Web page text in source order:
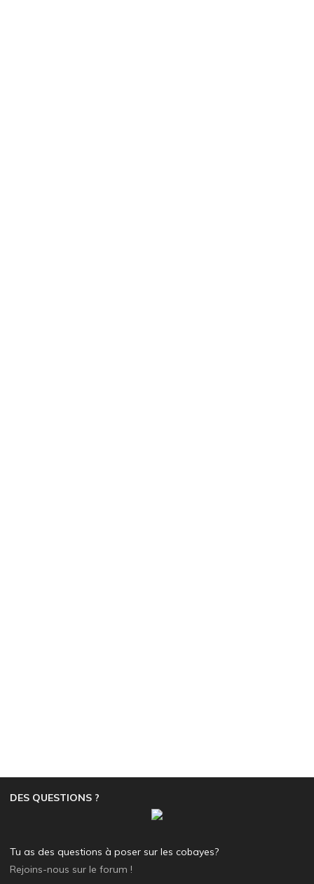
DES QUESTIONS ?
Tu as des questions à poser sur les cobayes?
Rejoins-nous sur le forum !